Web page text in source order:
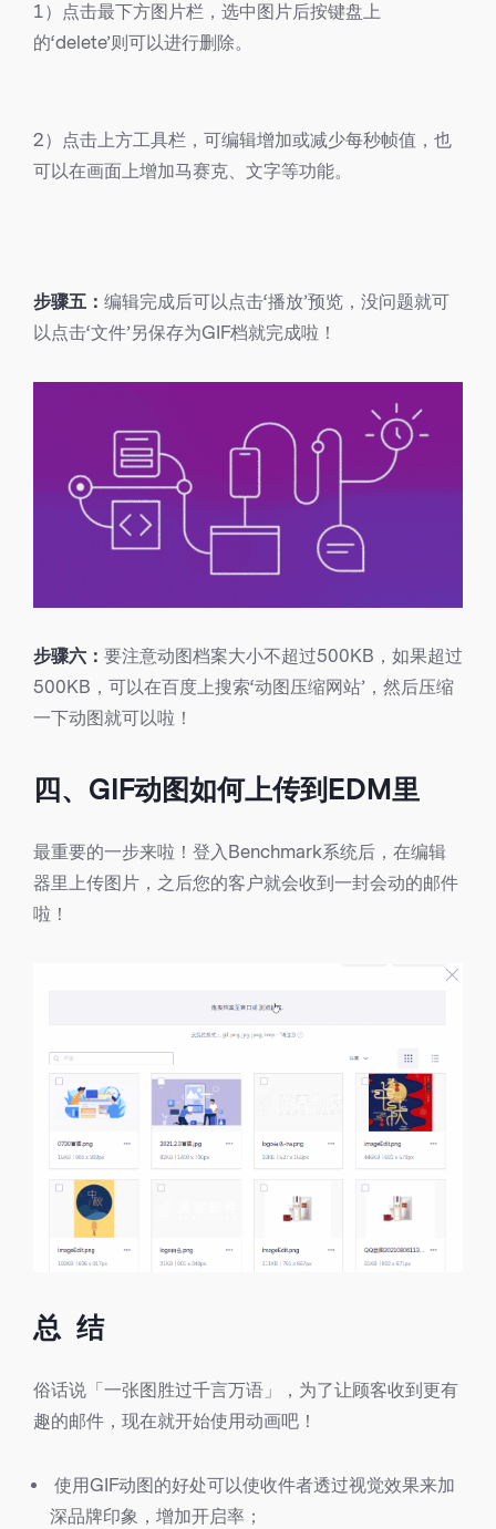
1）点击最下方图片栏，选中图片后按键盘上
的‘delete’则可以进行删除。
2）点击上方工具栏，可编辑增加或减少每秒帧值，也
可以在画面上增加马赛克、文字等功能。
步骤五： 编辑完成后可以点击‘播放’预览，没问题就可
以点击‘文件’另保存为GIF档就完成啦！
步骤六： 要注意动图档案大小不超过500KB，如果超过
500KB，可以在百度上搜索‘动图压缩网站’，然后压缩
一下动图就可以啦！
四、GIF动图如何上传到EDM里
最重要的一步来啦！登入Benchmark系统后，在编辑
器里上传图片，之后您的客户就会收到一封会动的邮件
啦！
总 结
俗话说「一张图胜过千言万语」，为了让顾客收到更有
趣的邮件，现在就开始使用动画吧！
使用GIF动图的好处可以使收件者透过视觉效果来加
深品牌印象，增加开启率；